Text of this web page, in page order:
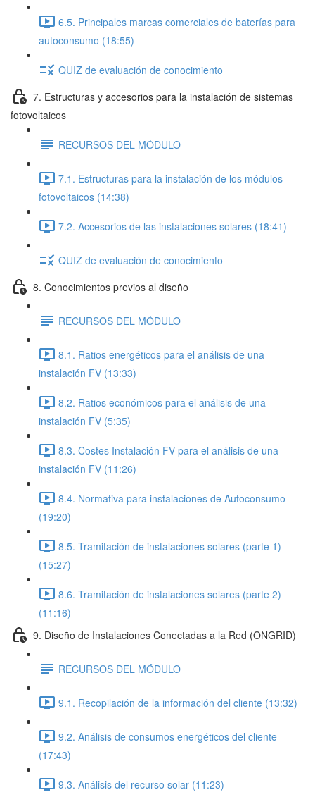
6.5. Principales marcas comerciales de baterías para
autoconsumo (18:55)
QUIZ de evaluación de conocimiento
7. Estructuras y accesorios para la instalación de sistemas
fotovoltaicos
RECURSOS DEL MÓDULO
7.1. Estructuras para la instalación de los módulos
fotovoltaicos (14:38)
7.2. Accesorios de las instalaciones solares (18:41)
QUIZ de evaluación de conocimiento
8. Conocimientos previos al diseño
RECURSOS DEL MÓDULO
8.1. Ratios energéticos para el análisis de una
instalación FV (13:33)
8.2. Ratios económicos para el análisis de una
instalación FV (5:35)
8.3. Costes Instalación FV para el análisis de una
instalación FV (11:26)
8.4. Normativa para instalaciones de Autoconsumo
(19:20)
8.5. Tramitación de instalaciones solares (parte 1)
(15:27)
8.6. Tramitación de instalaciones solares (parte 2)
(11:16)
9. Diseño de Instalaciones Conectadas a la Red (ONGRID)
RECURSOS DEL MÓDULO
9.1. Recopilación de la información del cliente (13:32)
9.2. Análisis de consumos energéticos del cliente
(17:43)
9.3. Análisis del recurso solar (11:23)